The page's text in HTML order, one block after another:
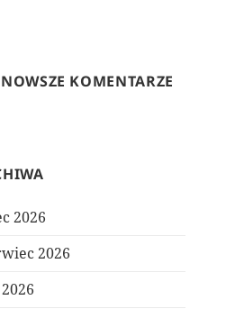
KOMENTARZE
2026
2026